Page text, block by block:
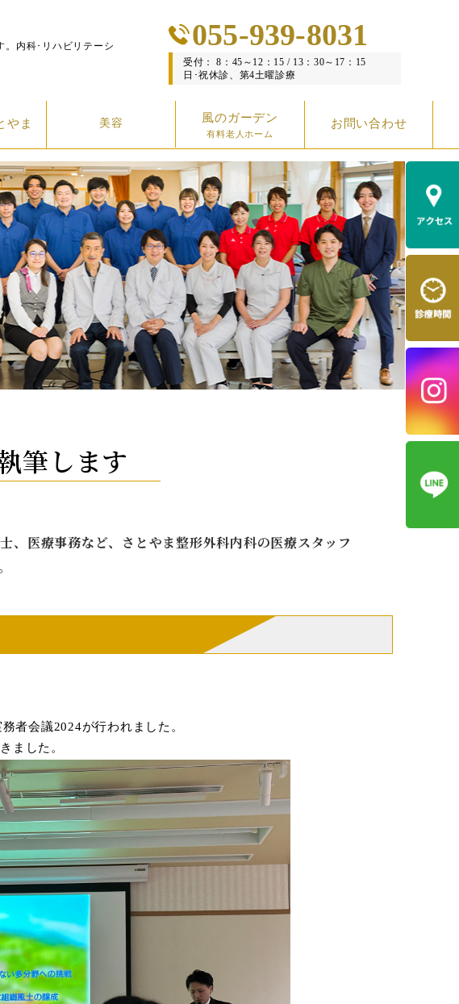
。内科･リハビリテーシ
055-939-8031
受付： 8：45～12：15 / 13：30～17：15
日･祝休診、第4土曜診療
やま 美容 風のガーデン
有料老人ホーム
お問い合わせ
筆します
、医療事務など、さとやま整形外科内科の医療スタッフ
者会議2024が行われました。
ました。